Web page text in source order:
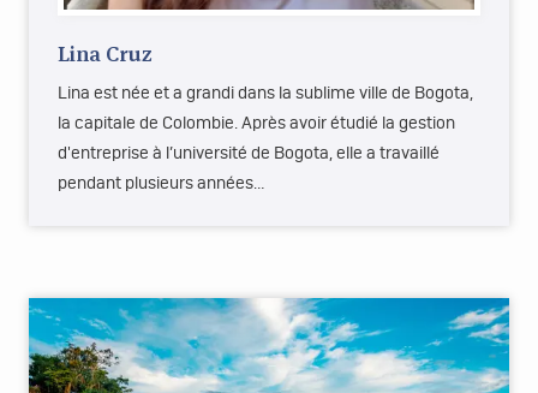
Lina Cruz
Lina est née et a grandi dans la sublime ville de Bogota,
la capitale de Colombie. Après avoir étudié la gestion
d'entreprise à l’université de Bogota, elle a travaillé
pendant plusieurs années…